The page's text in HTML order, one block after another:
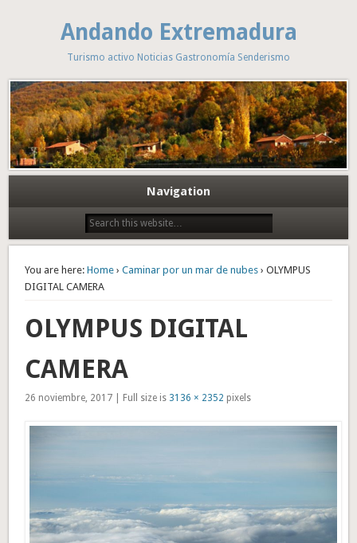
Andando Extremadura
Turismo activo Noticias Gastronomía Senderismo
Navigation
You are here: Home ›Caminar por un mar de nubes › OLYMPUS
DIGITAL CAMERA
OLYMPUS DIGITAL
CAMERA
26 noviembre, 2017 | Full size is 3136 × 2352 pixels